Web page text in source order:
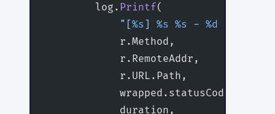
        log.
Printf(
            "[
%s ] %s %s - %d
            r.Method,
            r.RemoteAddr,
            r.URL.Path,
            wrapped.statusCode,
            duration,